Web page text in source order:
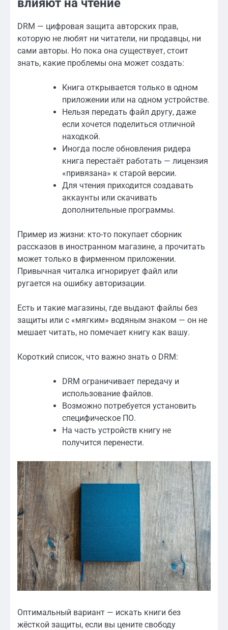
влияют на чтение
DRM — цифровая защита авторских прав,
которую не любят ни читатели, ни продавцы, ни
сами авторы. Но пока она существует, стоит
знать, какие проблемы она может создать:
Книга открывается только в одном
приложении или на одном устройстве.
Нельзя передать файл другу, даже
если хочется поделиться отличной
находкой.
Иногда после обновления ридера
книга перестаёт работать — лицензия
«привязана» к старой версии.
Для чтения приходится создавать
аккаунты или скачивать
дополнительные программы.
Пример из жизни: кто-то покупает сборник
рассказов в иностранном магазине, а прочитать
может только в фирменном приложении.
Привычная читалка игнорирует файл или
ругается на ошибку авторизации.
Есть и такие магазины, где выдают файлы без
защиты или с «мягким» водяным знаком — он не
мешает читать, но помечает книгу как вашу.
Короткий список, что важно знать о DRM:
DRM ограничивает передачу и
использование файлов.
Возможно потребуется установить
специфическое ПО.
На часть устройств книгу не
получится перенести.
Оптимальный вариант — искать книги без
жёсткой защиты, если вы цените свободу